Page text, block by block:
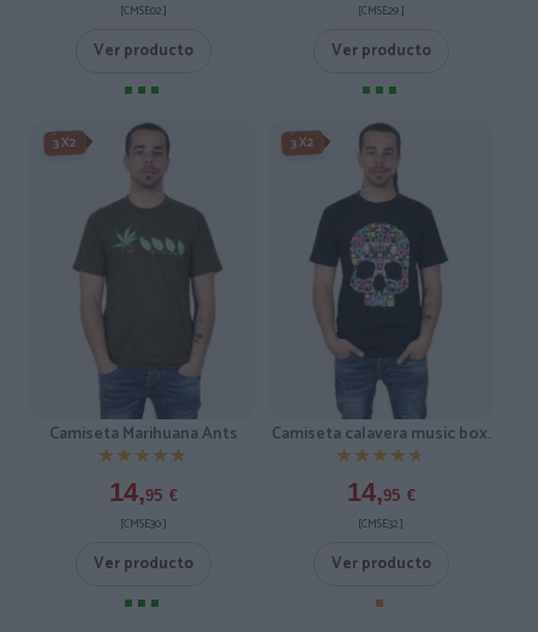
[CMSE02 ]
Ver producto
[CMSE29 ]
Ver producto
3X2
Camiseta Marihuana Ants
★★★★★
★★★★★
14,95 €
[CMSE30 ]
Ver producto
3X2
Camiseta calavera music box.
★★★★★
★★★★★
14,95 €
[CMSE32 ]
Ver producto